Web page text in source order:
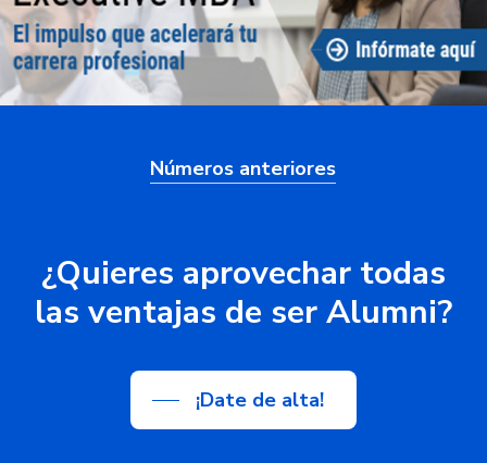
Números anteriores
¿Quieres aprovechar todas
las ventajas de serAlumni?
¡Date de alta!